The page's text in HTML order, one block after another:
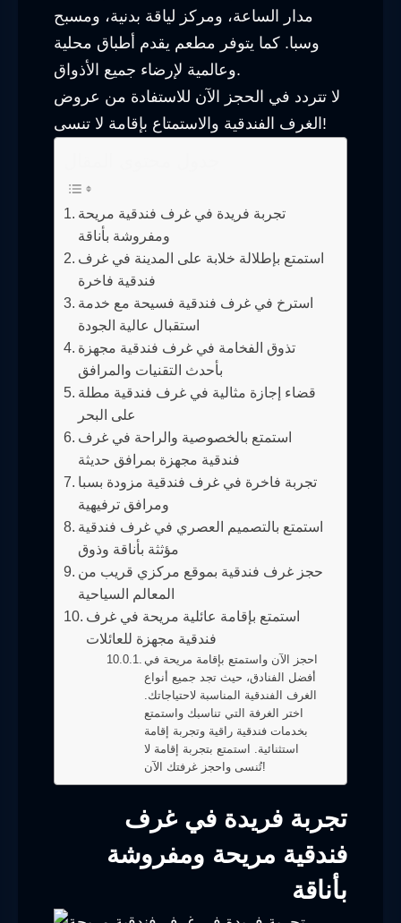
مدار الساعة، ومركز لياقة بدنية، ومسبح
وسبا. كما يتوفر مطعم يقدم أطباق محلية
وعالمية لإرضاء جميع الأذواق.
لا تتردد في الحجز الآن للاستفادة من عروض
الغرف الفندقية والاستمتاع بإقامة لا تنسى!
تجربة فريدة في غرف فندقية مريحة
ومفروشة بأناقة
استمتع بإطلالة خلابة على المدينة في غرف
فندقية فاخرة
استرخ في غرف فندقية فسيحة مع خدمة
استقبال عالية الجودة
تذوق الفخامة في غرف فندقية مجهزة
بأحدث التقنيات والمرافق
قضاء إجازة مثالية في غرف فندقية مطلة
على البحر
استمتع بالخصوصية والراحة في غرف
فندقية مجهزة بمرافق حديثة
تجربة فاخرة في غرف فندقية مزودة بسبا
ومرافق ترفيهية
استمتع بالتصميم العصري في غرف فندقية
مؤثثة بأناقة وذوق
حجز غرف فندقية بموقع مركزي قريب من
المعالم السياحية
استمتع بإقامة عائلية مريحة في غرف
فندقية مجهزة للعائلات
احجز الآن واستمتع بإقامة مريحة في
أفضل الفنادق، حيث تجد جميع أنواع
الغرف الفندقية المناسبة لاحتياجاتك.
اختر الغرفة التي تناسبك واستمتع
بخدمات فندقية راقية وتجربة إقامة
استثنائية. استمتع بتجربة إقامة لا
تُنسى واحجز غرفتك الآن!
تجربة فريدة في غرف
فندقية مريحة ومفروشة
بأناقة